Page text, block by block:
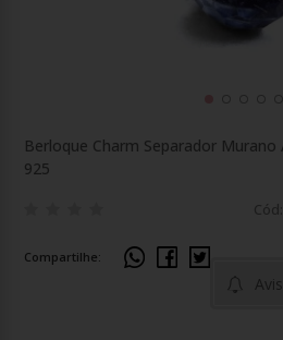
Berloque Charm Separador
925
Compartilhe: